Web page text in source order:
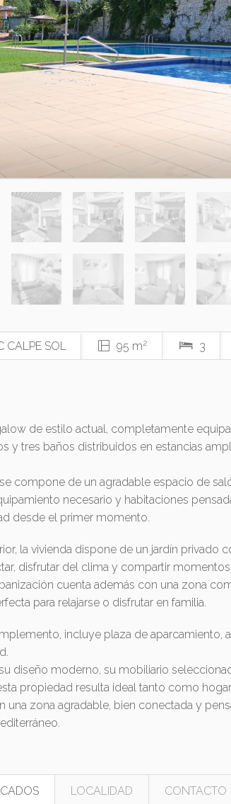
CALPE SOL 95 m2 3
de estilo actual, completamente
y tres baños distribuidos en estancias
compone de un agradable espacio de
necesario y habitaciones
desde el primer momento.
la vivienda dispone de un jardín privado
disfrutar del clima y compartir
cuenta además con una zona
para relajarse o disfrutar en familia.
incluye plaza de aparcamiento,
diseño moderno, su mobiliario
propiedad resulta ideal tanto como
una zona agradable, bien conectada y
LOCALIDAD CONTACTO